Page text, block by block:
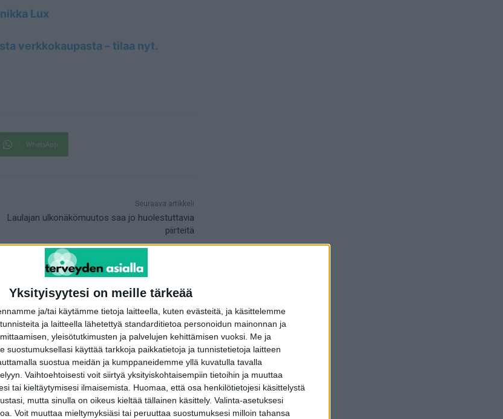
Yksityisyytesi on meille tärkeää
ja/tai käytämme tietoja laitteella, kuten evästeitä, ja käsittelemme
ja laitteella lähetettyä standarditietoa personoidun mainonnan ja
yleisötutkimusten ja palvelujen kehittämisen vuoksi. Me ja
suostumuksellasi käyttää tarkkoja paikkatietoja ja tunnistetietoja laitteen
suostua meidän ja kumppaneidemme yllä kuvatulla tavalla
Vaihtoehtoisesti voit siirtyä yksityiskohtaisempiin tietoihin ja muuttaa
tai kieltäytymisesi ilmaisemista. Huomaa, että osa henkilötietojesi käsittelystä
mutta sinulla on oikeus kieltää tällainen käsittely. Valinta-asetuksesi
Voit muuttaa mieltymyksiäsi tai peruuttaa suostumuksesi milloin tahansa
Lux
verkkokaupasta – tilaa nyt.
WhatsApp
Seuraava artikkeli
Laulajan ulkonäkömuutos saa jo huolestuttavia
piirteitä
kasvain –
Oma tarina
Pate Mustajärven kohdalla herää
kysymys: olisiko syöpä voitu löytää